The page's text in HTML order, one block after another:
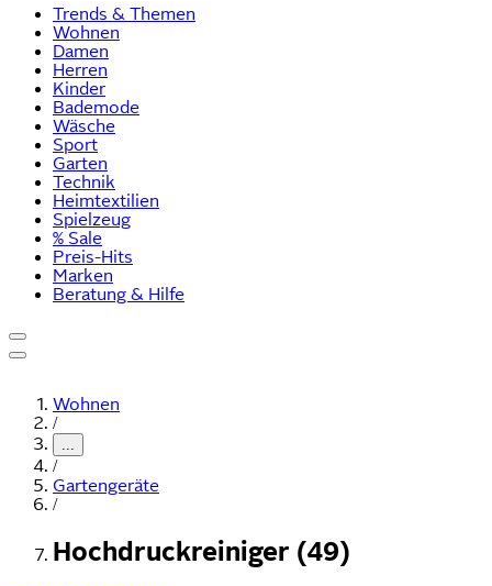
Trends & Themen
Wohnen
Damen
Herren
Kinder
Bademode
Wäsche
Sport
Garten
Technik
Heimtextilien
Spielzeug
% Sale
Preis-Hits
Marken
Beratung & Hilfe
Wohnen
/
...
/
Gartengeräte
/
Hochdruckreiniger (49)